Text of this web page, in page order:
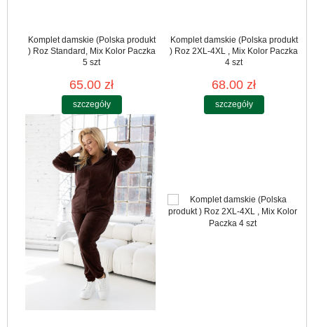
Komplet damskie (Polska produkt
) Roz Standard, Mix Kolor Paczka
5 szt
65.00 zł
szczegóły
Komplet damskie (Polska produkt
) Roz 2XL-4XL , Mix Kolor Paczka
4 szt
68.00 zł
szczegóły